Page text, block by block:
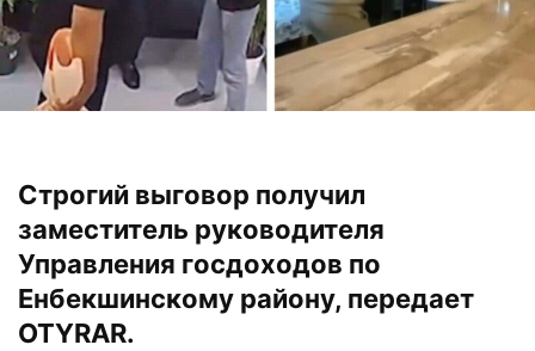
Строгий выговор получил
заместитель руководителя
Управления госдоходов по
Енбекшинскому району, передает
OTYRAR.